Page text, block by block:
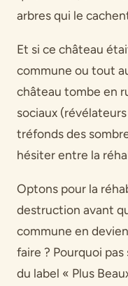
arbres qui le
Et si ce château
commune ou tout
château tombe en
sociaux
tréfonds des
hésiter entre la
Optons pour la
destruction avant
commune en
faire ? Pourquoi
du label « Plus